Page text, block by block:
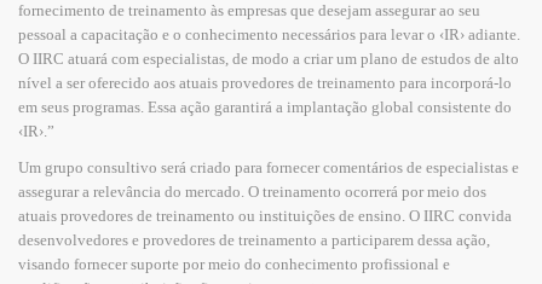
fornecimento de treinamento às empresas que desejam assegurar ao seu
pessoal a capacitação e o conhecimento necessários para levar o ‹IR› adiante.
O IIRC atuará com especialistas, de modo a criar um plano de estudos de alto
nível a ser oferecido aos atuais provedores de treinamento para incorporá-lo
em seus programas. Essa ação garantirá a implantação global consistente do
‹IR›.”
Um grupo consultivo será criado para fornecer comentários de especialistas e
assegurar a relevância do mercado. O treinamento ocorrerá por meio dos
atuais provedores de treinamento ou instituições de ensino. O IIRC convida
desenvolvedores e provedores de treinamento a participarem dessa ação,
visando fornecer suporte por meio do conhecimento profissional e